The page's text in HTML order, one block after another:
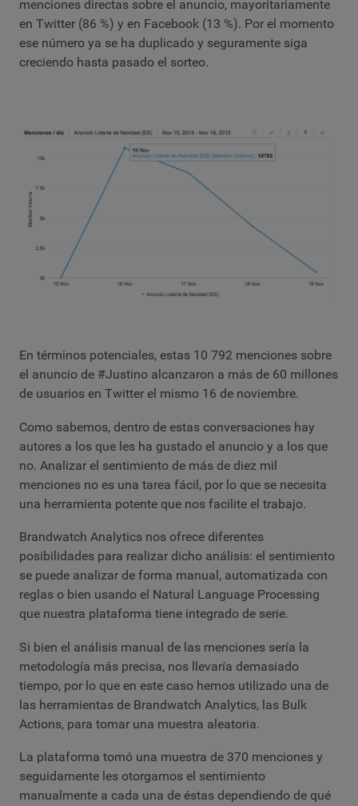
menciones directas sobre el anuncio, mayoritariamente
en Twitter (86 %) y en Facebook (13 %). Por el momento
ese número ya se ha duplicado y seguramente siga
creciendo hasta pasado el sorteo.
En términos potenciales, estas 10 792 menciones sobre
el anuncio de #Justino alcanzaron a más de 60 millones
de usuarios en Twitter el mismo 16 de noviembre.
Como sabemos, dentro de estas conversaciones hay
autores a los que les ha gustado el anuncio y a los que
no. Analizar el sentimiento de más de diez mil
menciones no es una tarea fácil, por lo que se necesita
una herramienta potente que nos facilite el trabajo.
Brandwatch Analytics nos ofrece diferentes
posibilidades para realizar dicho análisis: el sentimiento
se puede analizar de forma manual, automatizada con
reglas o bien usando el Natural Language Processing
que nuestra plataforma tiene integrado de serie.
Si bien el análisis manual de las menciones sería la
metodología más precisa, nos llevaría demasiado
tiempo, por lo que en este caso hemos utilizado una de
las herramientas de Brandwatch Analytics, las Bulk
Actions, para tomar una muestra aleatoria.
La plataforma tomó una muestra de 370 menciones y
seguidamente les otorgamos el sentimiento
manualmente a cada una de éstas dependiendo de qué